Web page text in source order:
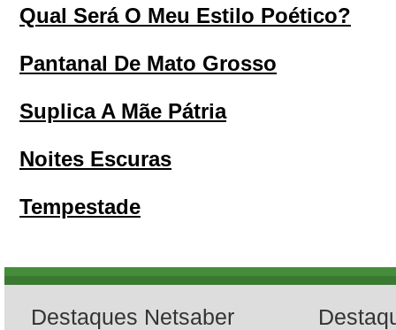
Qual Será O Meu Estilo Poético?
Pantanal De Mato Grosso
Suplica A Mãe Pátria
Noites Escuras
Tempestade
Destaques Netsaber